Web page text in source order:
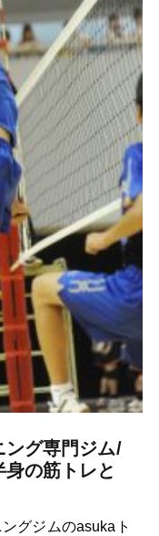
グ専門ジム/
の筋トレと
グジムのasukaト